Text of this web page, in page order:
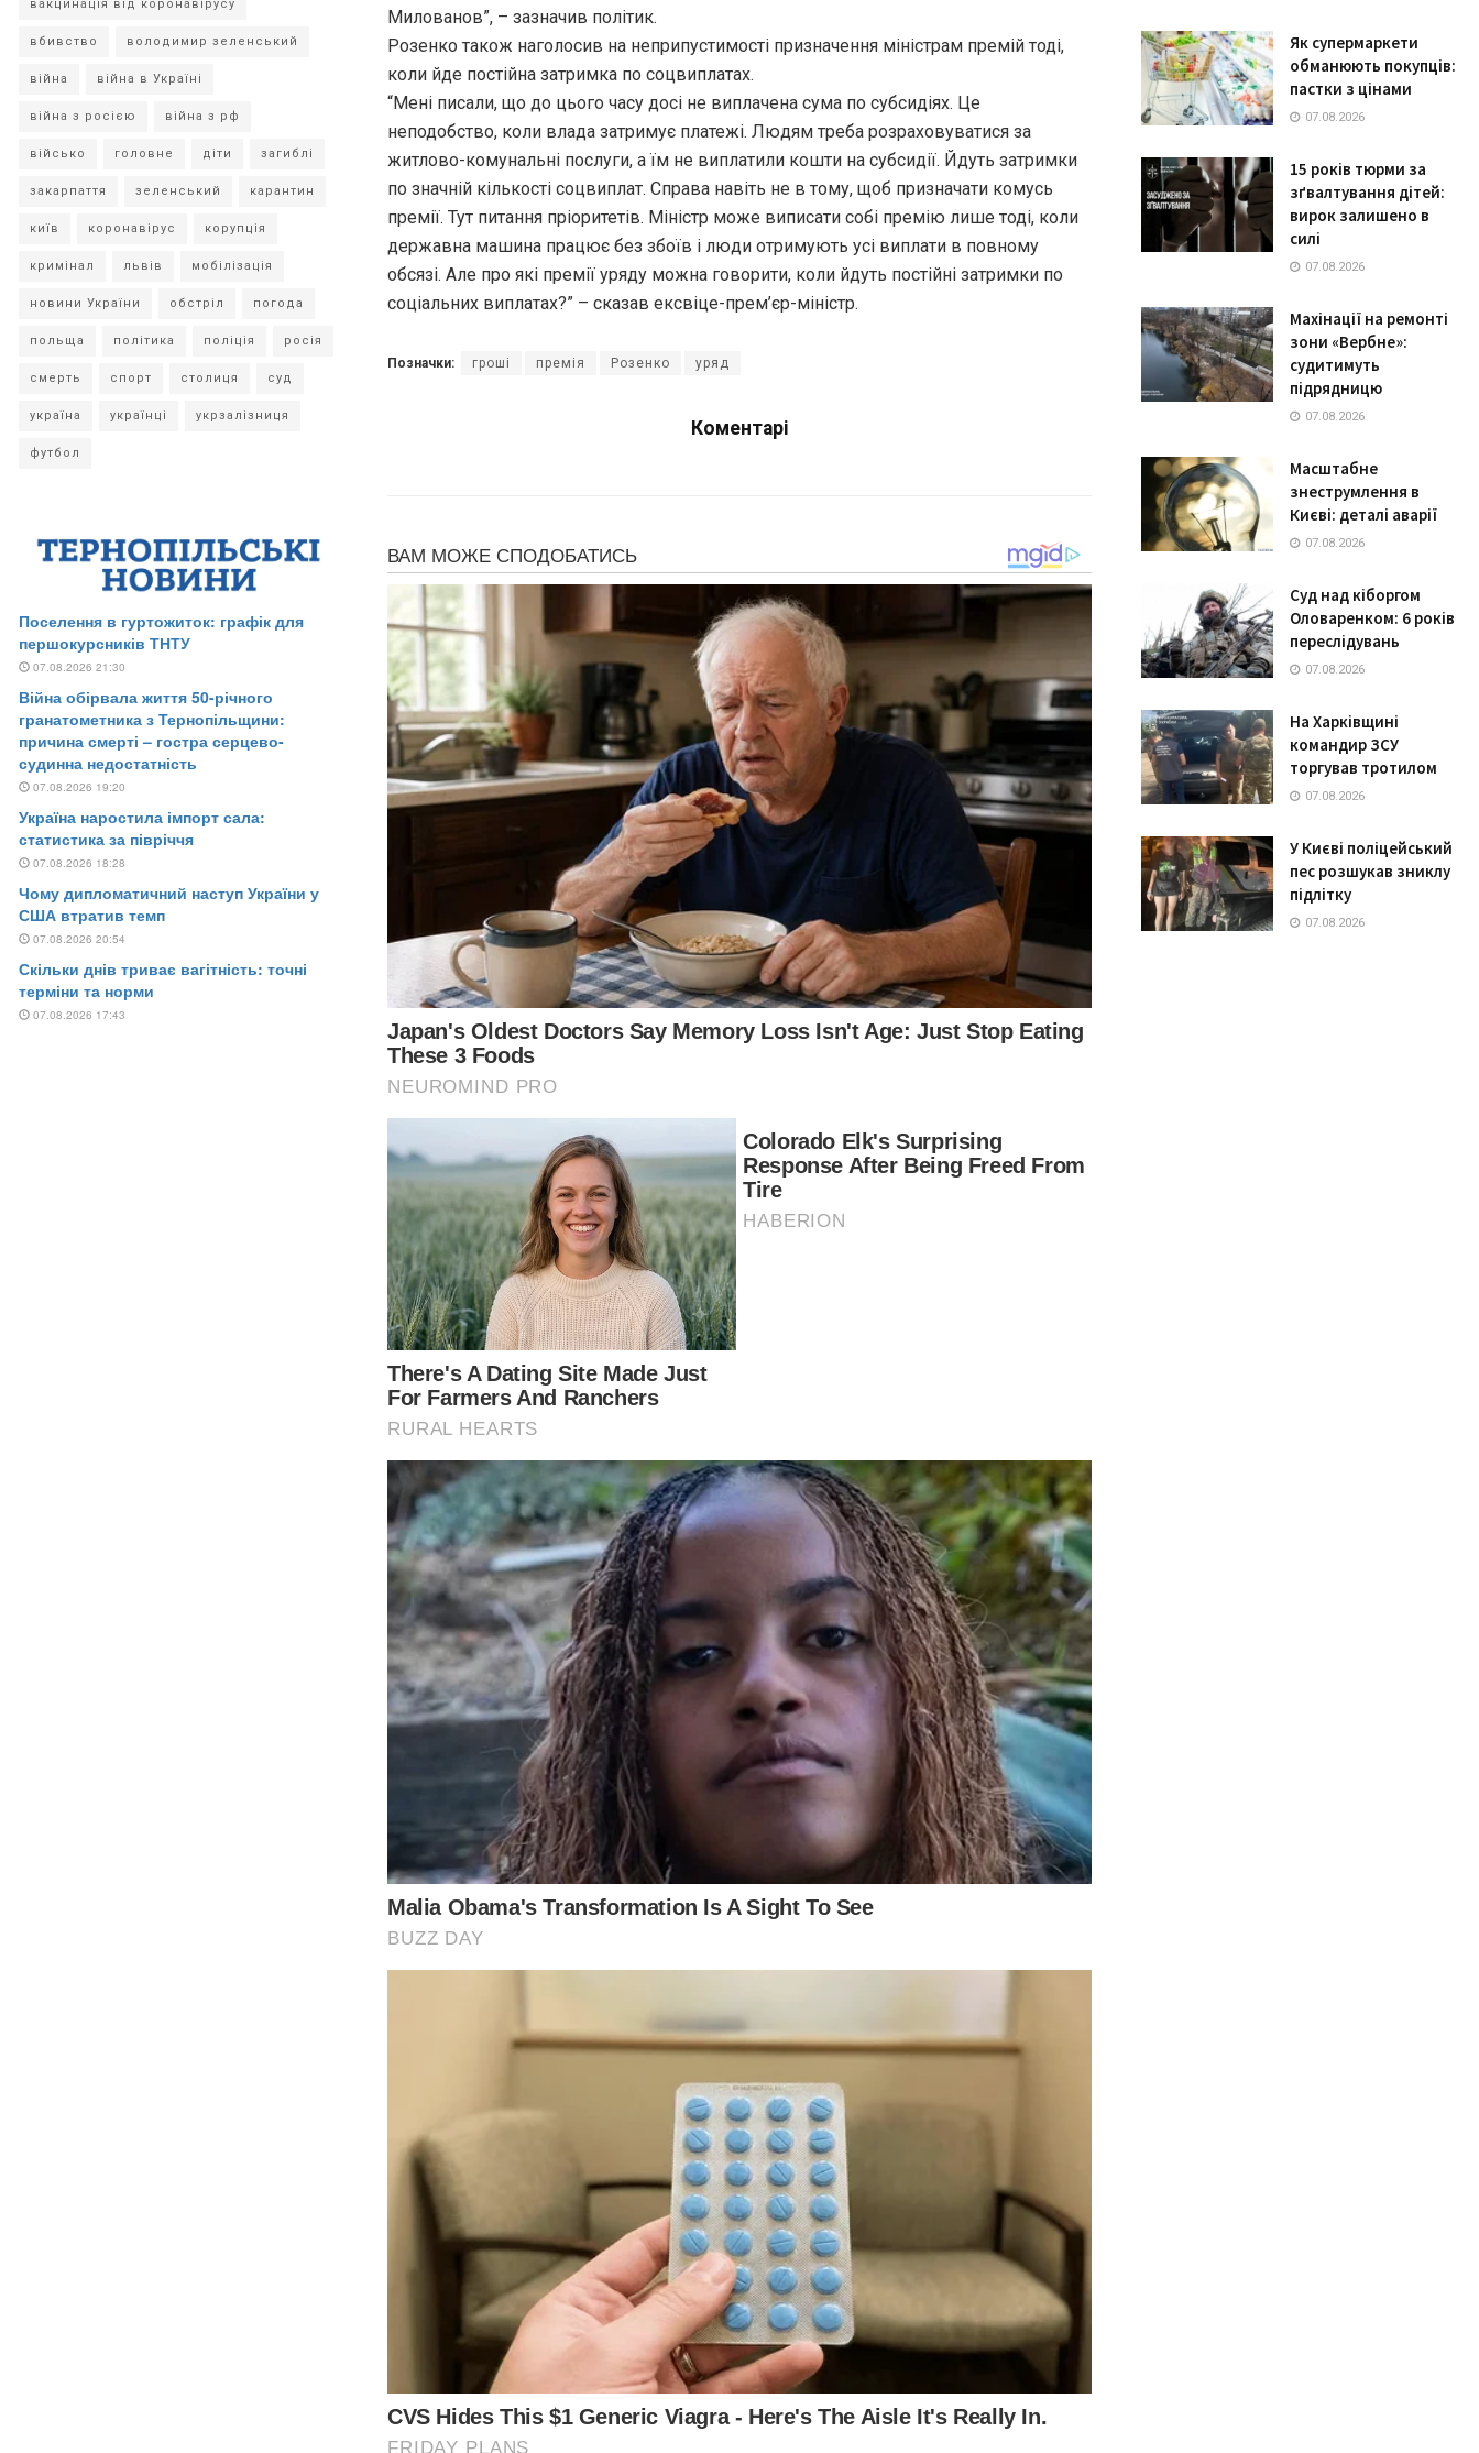
Милованов”, – зазначив політик.
Розенко також наголосив на неприпустимості призначення міністрам премій тоді,
коли йде постійна затримка по соцвиплатах.
“Мені писали, що до цього часу досі не виплачена сума по субсидіях. Це
неподобство, коли влада затримує платежі. Людям треба розраховуватися за
житлово-комунальні послуги, а їм не виплатили кошти на субсидії. Йдуть затримки
по значній кількості соцвиплат. Справа навіть не в тому, щоб призначати комусь
премії. Тут питання пріоритетів. Міністр може виписати собі премію лише тоді, коли
державна машина працює без збоїв і люди отримують усі виплати в повному
обсязі. Але про які премії уряду можна говорити, коли йдуть постійні затримки по
соціальних виплатах?” – сказав ексвіце-прем’єр-міністр.
Позначки: гроші премія Розенко уряд
Коментарі
вакцинація від коронавірусу
вбивство володимир зеленський
війна війна в Україні
війна з росією війна з рф
військо головне діти загиблі
закарпаття зеленський карантин
київ коронавірус корупція
кримінал львів мобілізація
новини України обстріл погода
польща політика поліція росія
смерть спорт столиця суд
україна українці укрзалізниця
футбол
Як супермаркети
обманюють покупців:
пастки з цінами
07.08.2026
15 років тюрми за
зґвалтування дітей:
вирок залишено в
силі
07.08.2026
Махінації на ремонті
зони «Вербне»:
судитимуть
підрядницю
07.08.2026
Масштабне
знеструмлення в
Києві: деталі аварії
07.08.2026
Суд над кіборгом
Оловаренком: 6 років
переслідувань
07.08.2026
На Харківщині
командир ЗСУ
торгував тротилом
07.08.2026
У Києві поліцейський
пес розшукав зниклу
підлітку
07.08.2026